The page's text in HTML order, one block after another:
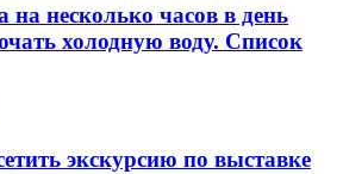
на несколько часов в день
холодную воду. Список
экскурсию по выставке